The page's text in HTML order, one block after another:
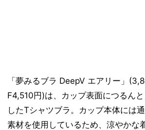
「夢みるブラ DeepV エアリー」
F4,510円)は、カップ表面につるん
したTシャツブラ。カップ本体には
素材を使用しているため、涼やかな